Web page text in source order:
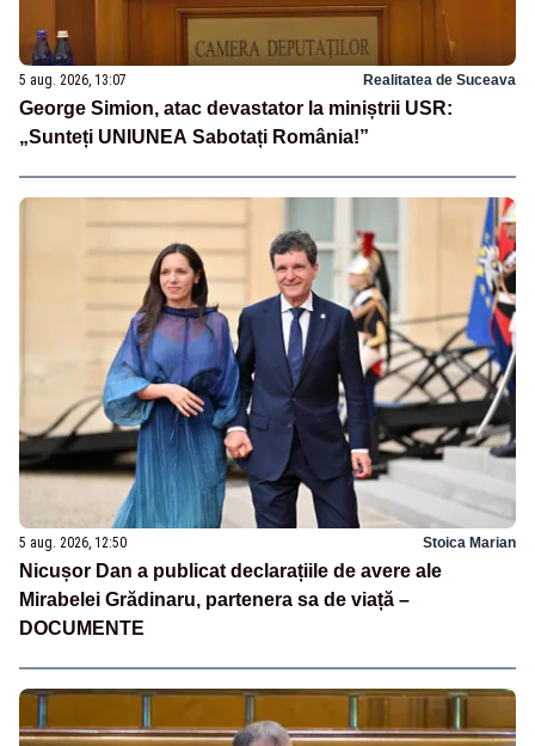
5 aug. 2026, 13:07 Realitatea de Suceava
George Simion, atac devastator la miniștrii USR:
„Sunteți UNIUNEA Sabotați România!”
5 aug. 2026, 12:50 Stoica Marian
Nicușor Dan a publicat declarațiile de avere ale
Mirabelei Grădinaru, partenera sa de viață –
DOCUMENTE